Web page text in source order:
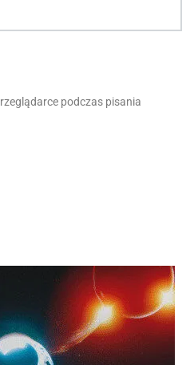
podczas pisania